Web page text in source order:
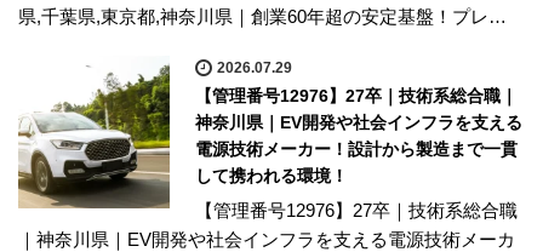
県,千葉県,東京都,神奈川県｜創業60年超の安定基盤！プレ…
2026.07.29
【管理番号12976】27卒｜技術系総合職｜
神奈川県｜EV開発や社会インフラを支える
電源技術メーカー！設計から製造まで一貫
して携われる環境！
【管理番号12976】27卒｜技術系総合職
｜神奈川県｜EV開発や社会インフラを支える電源技術メーカ